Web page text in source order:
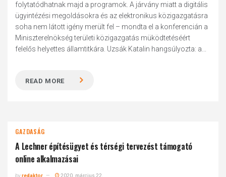
folytatódhatnak majd a programok. A járvány miatt a digitális
ügyintézési megoldásokra és az elektronikus közigazgatásra
soha nem látott igény merült fel – mondta el a konferencián a
Miniszterelnökség területi közigazgatás müködtetéséért
felelős helyettes államtitkára. Uzsák Katalin hangsúlyozta: a...
READ MORE
GAZDASÁG
A Lechner építésügyet és térségi tervezést támogató
online alkalmazásai
byredaktor 2020. március 22.